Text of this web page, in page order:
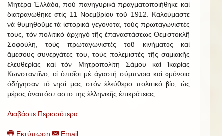
Μητέρα Ἑλλάδα, πού πανηγυρικά πραγματοποιήθηκε καί
διατρανώθηκε στίς 11 Νοεμβρίου τοῦ 1912. Καλούμαστε
νά θυμηθοῦμε τά ἱστορικά γεγονότα, τούς πρωταγωνιστές
τους, τόν πολιτικό ἀρχηγό τῆς ἐπαναστάσεως Θεμιστοκλῆ
Σοφούλη, τούς πρωταγωνιστές τοῦ κινήματος καί
ἄμεσους συνεργάτες του, τούς πολεμιστές τῆς σαμιακῆς
ἐλευθερίας καί τόν Μητροπολίτη Σάμου καί Ἰκαρίας
Κωνσταντῖνο, οἱ ὁποῖοι μέ ἀγαστή σύμπνοια καί ὁμόνοια
ὁδήγησαν τό νησί μας στόν ἐλεύθερο πολιτικό βίο, ὡς
μέρος ἀναπόσπαστο της ἑλληνικῆς ἐπικράτειας.
Διαβάστε Περισσότερα
Εκτύπωση Email